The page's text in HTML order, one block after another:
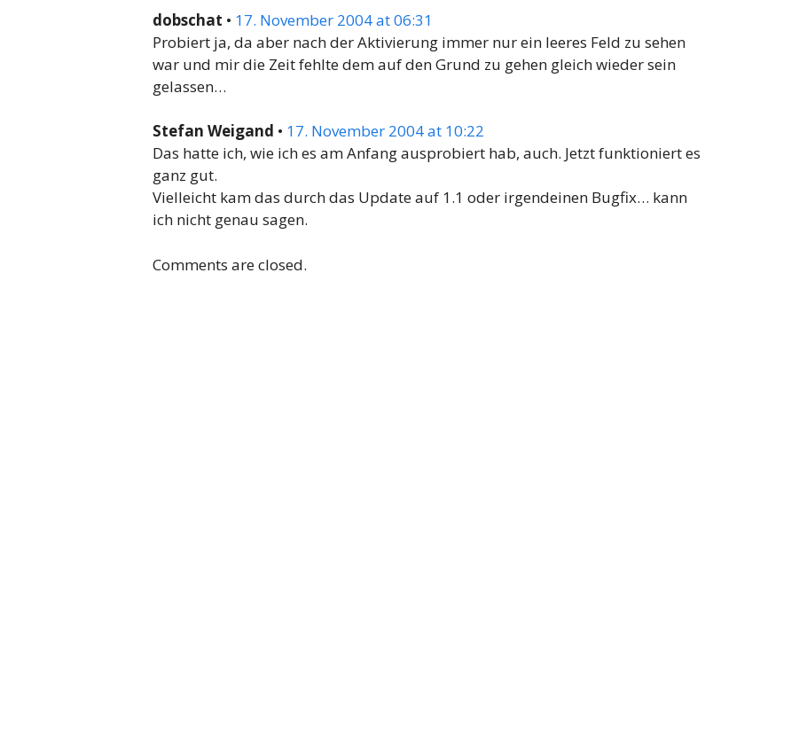
dobschat • 17. November 2004 at 06:31
Probiert ja, da aber nach der Aktivierung immer nur ein leeres Feld zu sehen
war und mir die Zeit fehlte dem auf den Grund zu gehen gleich wieder sein
gelassen…
Stefan Weigand • 17. November 2004 at 10:22
Das hatte ich, wie ich es am Anfang ausprobiert hab, auch. Jetzt funktioniert es
ganz gut.
Vielleicht kam das durch das Update auf 1.1 oder irgendeinen Bugfix… kann
ich nicht genau sagen.
Comments are closed.